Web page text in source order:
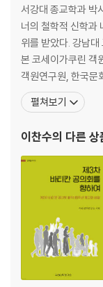
1. 국가유공자
2. 보훈법제와 보훈대상
3. 보훈법의 기본원리
4. 군인의 죽음
5. 역사의 굴곡과 마지
보훈을 어떻게 가르칠
2. 열린 민족주의와
3. 대화(Dialogue)로
4. 미래지향적 보훈교육
2030 세대의 통일의
1. 2030 세대의 애국
2. 2030 세대의 보훈
3. 2030 세대의 애국
서강대 종교학과 박
너의 철학적 신학과
위를 받았다. 강남대
본 코세이가쿠린 객
객원연구원, 한국문
그리스도교 깊이에
조화한다』, 『평화와
공공성 구상』(공저
펼쳐보기
이찬수의 다른 상